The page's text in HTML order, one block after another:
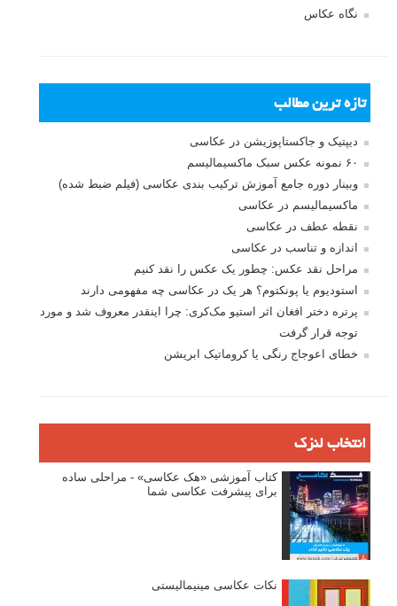
نگاه عکاس
تازه ترین مطالب
دیپتیک و جاکستا‌پوزیشن در عکاسی
۶۰ نمونه عکس سبک ماکسیمالیسم
وبینار دوره جامع آموزش ترکیب بندی عکاسی (فیلم ضبط شده)
ماکسیمالیسم در عکاسی
نقطه عطف در عکاسی
اندازه و تناسب در عکاسی
مراحل نقد عکس: چطور یک عکس را نقد کنیم
استودیوم یا پونکتوم؟ هر یک در عکاسی چه مفهومی دارند
پرتره دختر افغان اثر استیو مک‌کری: چرا اینقدر معروف شد و مورد
توجه قرار گرفت
خطای اعوجاج رنگی یا کروماتیک ابریشن
انتخاب لنزک
کتاب آموزشی «هک عکاسی» - مراحلی ساده
برای پیشرفت عکاسی شما
نکات عکاسی مینیمالیستی